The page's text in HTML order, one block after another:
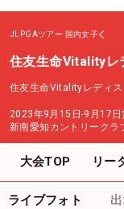
JLPGAツアー 国内女子
住友生命Vitalityレ
住友生命Vitalityレディス
2023年9月15日-9月17日
新南愛知カントリークラ
大会TOP リー
ライブフォト